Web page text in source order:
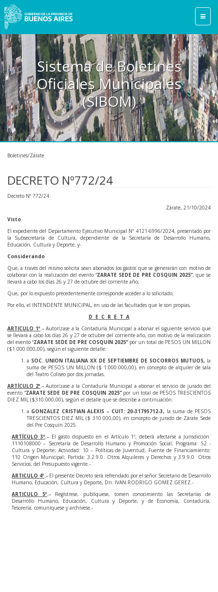
Sistema de Boletines
Oficiales Municipales
(SIBOM)
Boletines/Zárate
DECRETO Nº772/24
Decreto Nº 772/24
Zárate, 21/10/2024
Visto
El expediente del Departamento Ejecutivo Municipal Nº 4121-6996/2024, presentado por
la Subsecretaría de Cultura, dependiente de la Secretaría de Desarrollo Humano,
Educación, Cultura y Deporte; y-
Considerando
Que, a través del mismo solicita sean abonados los gastos que se generarán con motivo de
colaborar con la realización del evento “ZARATE SEDE DE PRE COSQUIN 2025”, que se
llevará a cabo los días 26 y 27 de octubre del corriente año;
Que, por lo expuesto precedentemente corresponde acceder a lo solicitado;
Por ello, el INTENDENTE MUNICIPAL, en uso de las facultades que le son propias,
D E C R E T A
ARTICULO 1º.-Autorízase a la Contaduría Municipal a abonar el siguiente servicio que
se llevará a cabo los días 26 y 27 de octubre del corriente año, con motivo de la realización
del evento “ZARATE SEDE DE PRE COSQUIN 2025” por un total de PESOS UN MILLON
($1.000.000,00), según el siguiente detalle:
a SOC. UNION ITALIANA XX DE SEPTIEMBRE DE SOCORROS MUTUOS, la
suma de PESOS UN MILLON ($ 1.000.000,00), en concepto de alquiler de sala
del Teatro Coliseo por dos jornadas.
ARTÍCULO 2º.- Autorízase a la Contaduría Municipal a abonar el servicio de jurado del
evento “ZARATE SEDE DE PRE COSQUIN 2025” por un total de PESOS TRESCIENTOS
DIEZ MIL ($310.000,00), según el detalle que se describe a continuación:
a GONZALEZ CRISTIAN ALEXIS – CUIT: 20-31795712-3, la suma de PESOS
TRESCIENTOS DIEZ MIL ($ 310.000,00), en concepto de jurado de Zárate Sede
del Pre Cosquín 2025.
ARTÍCULO 3º.- El gasto dispuesto en el Artículo 1º, deberá afectarse a Jurisdicción:
1110108000 – Secretaría de Desarrollo Humano y Promoción Social; Programa: 52 -
Cultura y Deporte; Actividad: 10 – Políticas de Juventud; Fuente de Financiamiento:
110 Origen Municipal; Partida: 3.2.9.0. Otros Alquileres y Derechos y 3.9.9.0. Otros
Servicios; del Presupuesto vigente.-
ARTICULO 4º.- El presente Decreto será refrendado por el señor Secretario de Desarrollo
Humano, Educación, Cultura y Deporte, Dn. IVAN RODRIGO GOMEZ GEREZ.-
ARTICULO 5º.- Regístrese, publíquese, tomen conocimiento las Secretarías de
Desarrollo Humano, Educación, Cultura y Deporte, y de Economía, Contaduría,
Tesorería, comuníquese y archívese.-